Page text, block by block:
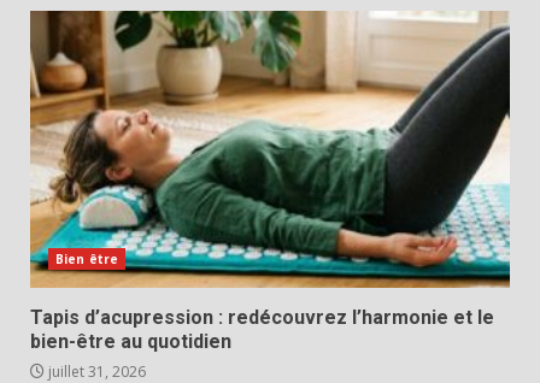
Bien être
Tapis d’acupression : redécouvrez l’harmonie et le
bien-être au quotidien
juillet 31, 2026